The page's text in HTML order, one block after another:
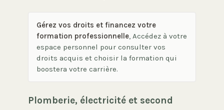
Gérez vos droits et financez votre
formation professionnelle, Accédez à votre
espace personnel pour consulter vos
droits acquis et choisir la formation qui
boostera votre carrière.
Plomberie, électricité et second